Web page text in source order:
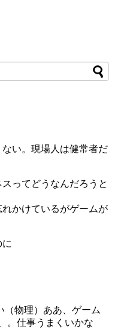
い。現場人は健常者だ
ってどうなんだろうと
かけているがゲームが
物理）ああ、ゲーム
。仕事うまくいかな